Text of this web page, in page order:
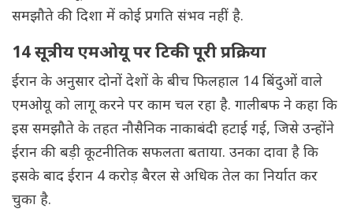
समझौते की दिशा में कोई प्रगति संभव नहीं है.
14 सूत्रीय एमओयू पर टिकी पूरी प्रक्रिया
ईरान के अनुसार दोनों देशों के बीच फिलहाल 14 बिंदुओं वाले
एमओयू को लागू करने पर काम चल रहा है. गालीबफ ने कहा कि
इस समझौते के तहत नौसैनिक नाकाबंदी हटाई गई, जिसे उन्होंने
ईरान की बड़ी कूटनीतिक सफलता बताया. उनका दावा है कि
इसके बाद ईरान 4 करोड़ बैरल से अधिक तेल का निर्यात कर
चुका है.